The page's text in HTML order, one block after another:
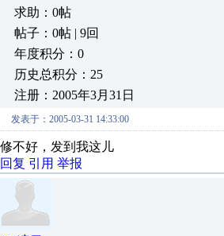
求助：0帖
帖子：0帖 | 9回
年度积分：0
历史总积分：25
注册：2005年3月31日
发表于：2005-03-31 14:33:00
修不好，发到我这儿
回复 引用 举报